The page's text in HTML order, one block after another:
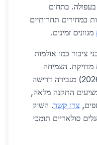
בתחום
במחירים תחרותיים
מגוונים זמינים.
ציבור כמו אולמות
הצמיחה
בפרויקטי מגורים (20% יותר ב-2026) מגבירה דרישה
התקנה מלאה,
צרו קשר. השוק
סולאריים תומכי